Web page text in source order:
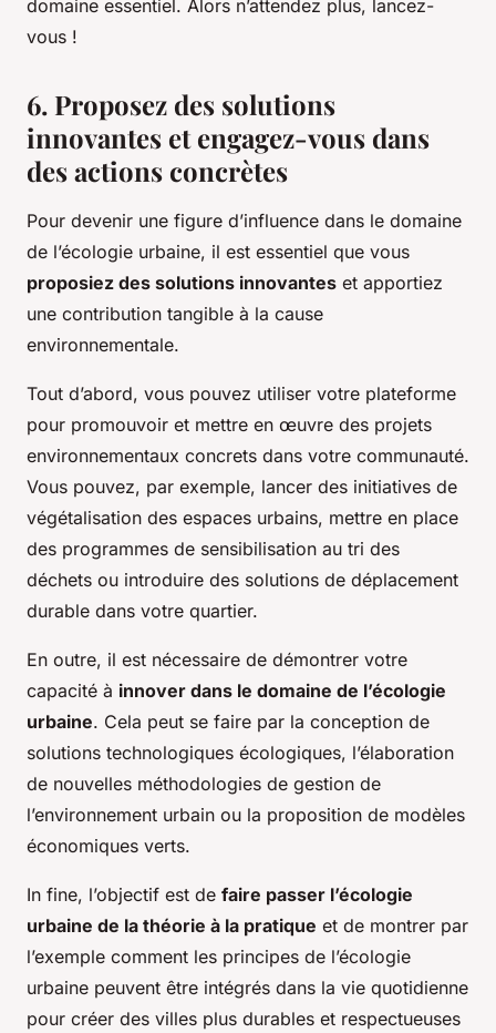
domaine essentiel. Alors n’attendez plus, lancez-
vous !
6. Proposez des solutions
innovantes et engagez-vous dans
des actions concrètes
Pour devenir une figure d’influence dans le domaine
de l’écologie urbaine, il est essentiel que vous
proposiez des solutions innovantes et apportiez
une contribution tangible à la cause
environnementale.
Tout d’abord, vous pouvez utiliser votre plateforme
pour promouvoir et mettre en œuvre des projets
environnementaux concrets dans votre communauté.
Vous pouvez, par exemple, lancer des initiatives de
végétalisation des espaces urbains, mettre en place
des programmes de sensibilisation au tri des
déchets ou introduire des solutions de déplacement
durable dans votre quartier.
En outre, il est nécessaire de démontrer votre
capacité à innover dans le domaine de l’écologie
urbaine. Cela peut se faire par la conception de
solutions technologiques écologiques, l’élaboration
de nouvelles méthodologies de gestion de
l’environnement urbain ou la proposition de modèles
économiques verts.
In fine, l’objectif est de faire passer l’écologie
urbaine de la théorie à la pratique et de montrer par
l’exemple comment les principes de l’écologie
urbaine peuvent être intégrés dans la vie quotidienne
pour créer des villes plus durables et respectueuses